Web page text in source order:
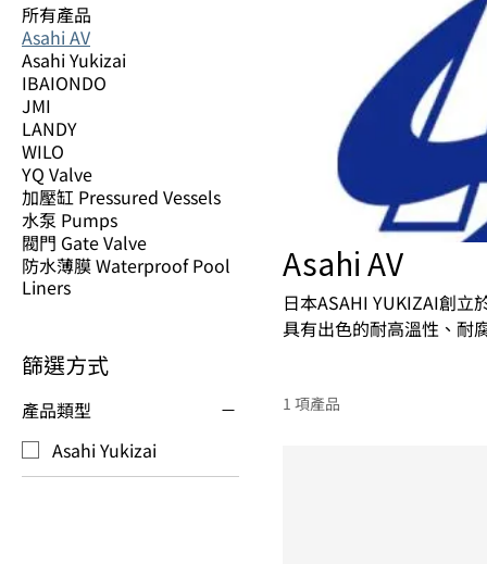
所有產品
Asahi AV
Asahi Yukizai
IBAIONDO
JMI
LANDY
WILO
YQ Valve
加壓缸 Pressured Vessels
水泵 Pumps
閥門 Gate Valve
防水薄膜 Waterproof Pool
Liners
篩選方式
產品類型
Asahi Yukizai
Asahi AV
日本ASAHI YUKIZAI創立
具有出色的耐高溫性、耐
1 項產品